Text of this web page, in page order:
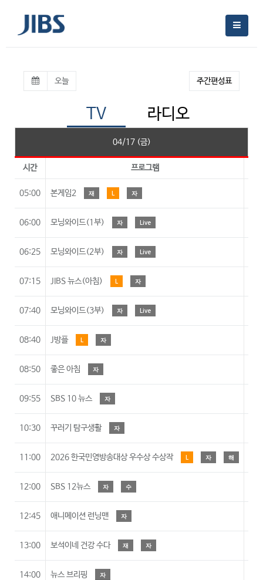
오늘
TV 라디오
주간편성표
04/17 (금)
시간 프로그램
05:00 본게임2 재 L 자
06:00 모닝와이드(1부) 자 Live
06:25 모닝와이드(2부) 자 Live
07:15 JIBS 뉴스(아침) L 자
07:40 모닝와이드(3부) 자 Live
08:40 J방플 L 자
08:50 좋은 아침 자
09:55 SBS 10 뉴스 자
10:30 꾸러기 탐구생활 자
11:00 2026 한국민영방송대상 우수상 수상작 L 자 해
12:00 SBS 12뉴스 자 수
12:45 애니메이션 런닝맨 자
13:00 보석이네 건강 수다 재 자
14:00 뉴스 브리핑 자